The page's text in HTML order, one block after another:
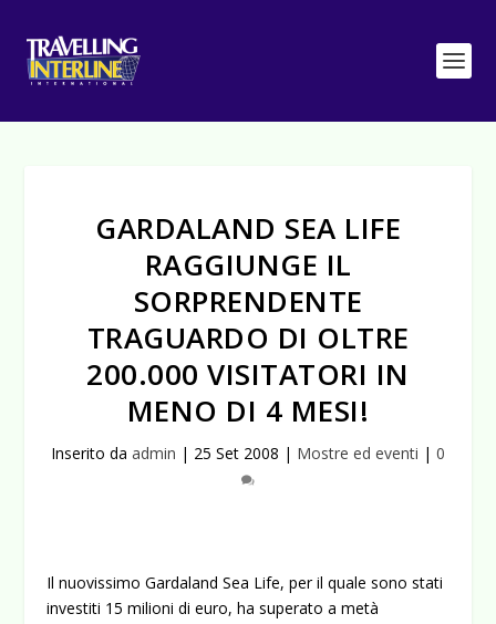
GARDALAND SEA LIFE
RAGGIUNGE IL
SORPRENDENTE
TRAGUARDO DI OLTRE
200.000 VISITATORI IN
MENO DI 4 MESI!
Inserito da admin | 25 Set 2008 | Mostre ed eventi | 0
Il nuovissimo Gardaland Sea Life, per il quale sono stati
investiti 15 milioni di euro, ha superato a metà